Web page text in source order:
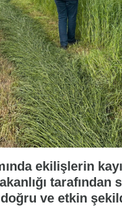
ekilişlerin
ve etkin